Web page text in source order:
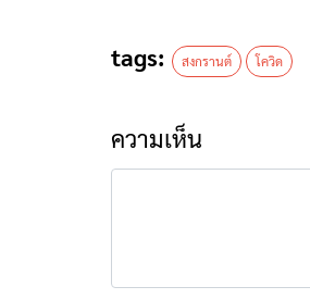
tags: สงกรานต์ โควิด
ความเห็น